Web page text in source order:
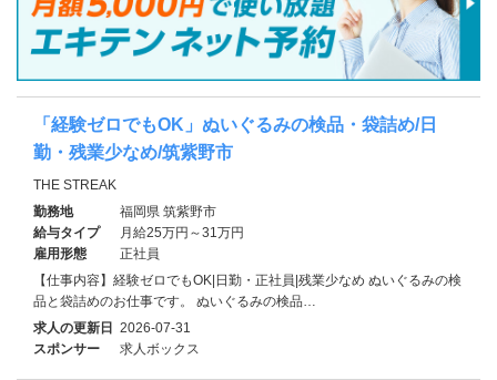
「経験ゼロでもOK」ぬいぐるみの検品・袋詰め/日
勤・残業少なめ/筑紫野市
THE STREAK
勤務地
福岡県 筑紫野市
給与タイプ
月給25万円～31万円
雇用形態
正社員
【仕事内容】経験ゼロでもOK|日勤・正社員|残業少なめ ぬいぐるみの検
品と袋詰めのお仕事です。 ぬいぐるみの検品…
求人の更新日 2026-07-31
スポンサー
求人ボックス